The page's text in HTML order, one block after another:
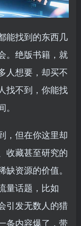
能找到的东西几
。绝版书籍，就
人想要，却买不
找不到，你能找
，但在你这里却
收藏甚至研究的
资源的价值。
量话题，比如
引发无数人的猎
条内容爆了，带